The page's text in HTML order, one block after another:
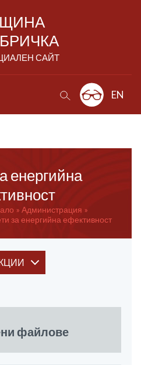
САЙТ
EN
енергийна
Администрация
за енергийна ефективност
файлове